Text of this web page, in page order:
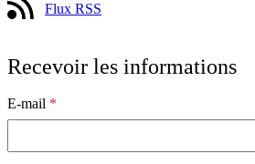
Flux RSS
Recevoir les informations
E-mail *